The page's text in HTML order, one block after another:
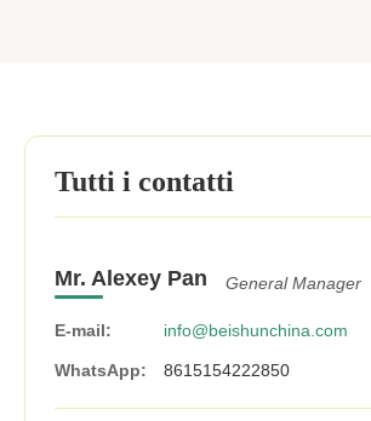
Tutti i contatti
Mr. Alexey Pan General Manager
E-mail: info@beishunchina.com
WhatsApp: 8615154222850